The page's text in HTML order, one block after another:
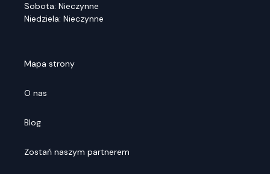
Sobota: Nieczynne
Niedziela: Nieczynne
Mapa strony
O nas
Blog
Zostań naszym partnerem